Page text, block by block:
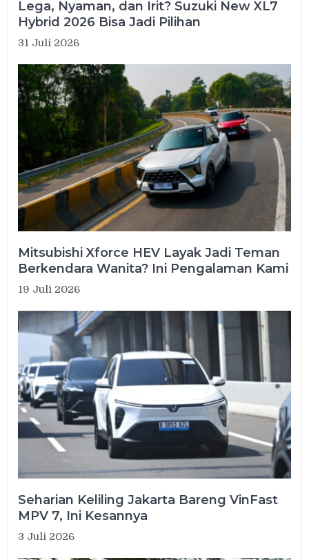
Lega, Nyaman, dan Irit? Suzuki New XL7
Hybrid 2026 Bisa Jadi Pilihan
31 Juli 2026
Mitsubishi Xforce HEV Layak Jadi Teman
Berkendara Wanita? Ini Pengalaman Kami
19 Juli 2026
Seharian Keliling Jakarta Bareng VinFast
MPV 7, Ini Kesannya
3 Juli 2026